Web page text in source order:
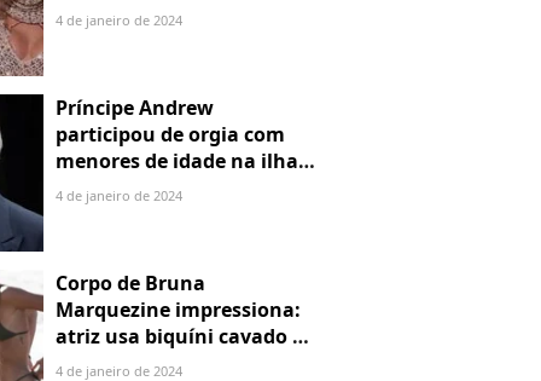
4 de janeiro de 2024
Príncipe Andrew
participou de orgia com
menores de idade na ilha
de Jeffrey Epstein, chefe de
4 de janeiro de 2024
Corpo de Bruna
Marquezine impressiona:
atriz usa biquíni cavado e
body chain ao chegar em
4 de janeiro de 2024